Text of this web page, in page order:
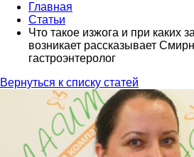
Главная
Статьи
Что такое изжога и при каких
возникает рассказывает
гастроэнтеролог
Вернуться к списку статей